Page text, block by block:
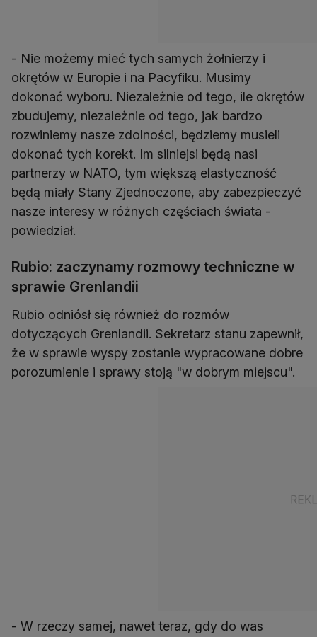
- Nie możemy mieć tych samych żołnierzy i
okrętów w Europie i na Pacyfiku. Musimy
dokonać wyboru. Niezależnie od tego, ile okrętów
zbudujemy, niezależnie od tego, jak bardzo
rozwiniemy nasze zdolności, będziemy musieli
dokonać tych korekt. Im silniejsi będą nasi
partnerzy w NATO, tym większą elastyczność
będą miały Stany Zjednoczone, aby zabezpieczyć
nasze interesy w różnych częściach świata -
powiedział.
Rubio: zaczynamy rozmowy techniczne w
sprawie Grenlandii
Rubio odniósł się również do rozmów
dotyczących Grenlandii. Sekretarz stanu zapewnił,
że w sprawie wyspy zostanie wypracowane dobre
porozumienie i sprawy stoją "w dobrym miejscu".
- W rzeczy samej, nawet teraz, gdy do was